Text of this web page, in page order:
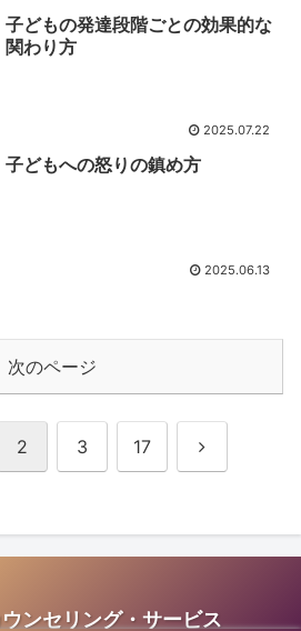
子どもの発達段階ごとの効果的な
関わり方
2025.07.22
子どもへの怒りの鎮め方
2025.06.13
次のページ
2 3 17 次
ンセリング・サービス